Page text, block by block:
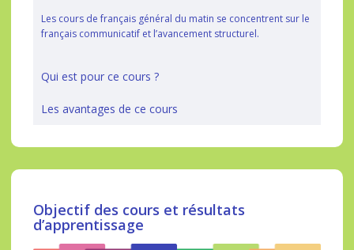
Les cours de français général du matin se concentrent sur le
français communicatif et l’avancement structurel.
Qui est pour ce cours ?
Les avantages de ce cours
Objectif des cours et résultats
d’apprentissage